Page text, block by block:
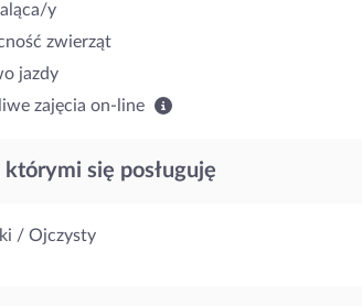
y
zwierząt
jazdy
zajęcia on-line
się posługuję
/ Ojczysty